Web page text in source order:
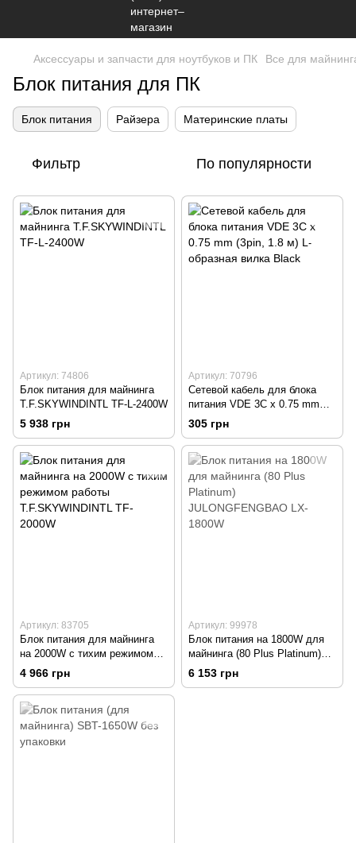
Аксессуары и запчасти для ноутбуков и ПК Все для
Блок питания для ПК
Блок питания Райзера Материнские платы
Фильтр По популярности
Артикул: 74806
Блок питания для майнинга
T.F.SKYWINDINTL TF-L-2400W
5 938 грн
Артикул: 70796
Сетевой кабель для блока
питания VDE 3C x 0.75 mm
(3pin, 1.8 м) L-образная вилка
305 грн
Артикул: 83705
Блок питания для майнинга
на 2000W с тихим режимом
работы T.F.SKYWINDINTL TF-
4 966 грн
Артикул: 99978
Блок питания на 1800W для
майнинга (80 Plus Platinum)
JULONGFENGBAO LX-1800W
6 153 грн